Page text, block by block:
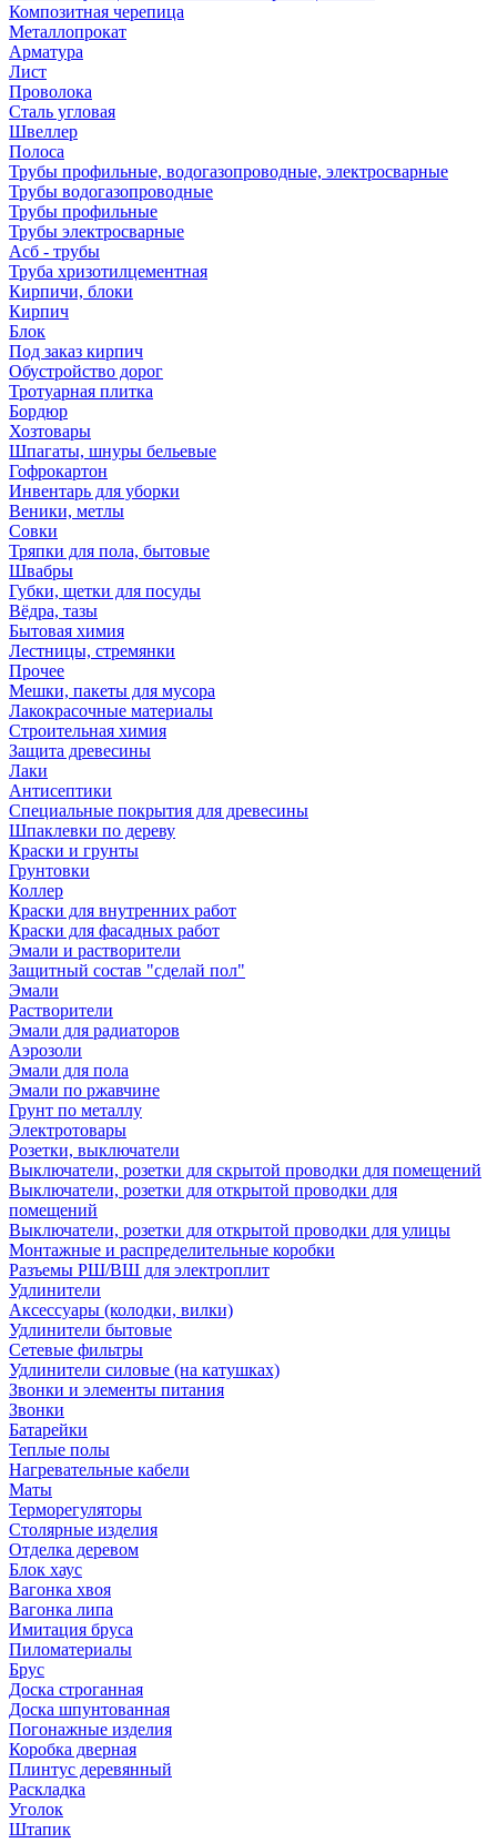
Композитная черепица
Металлопрокат
Арматура
Лист
Проволока
Сталь угловая
Швеллер
Полоса
Трубы профильные, водогазопроводные, электросварные
Трубы водогазопроводные
Трубы профильные
Трубы электросварные
Асб - трубы
Труба хризотилцементная
Кирпичи, блоки
Кирпич
Блок
Под заказ кирпич
Обустройство дорог
Тротуарная плитка
Бордюр
Хозтовары
Шпагаты, шнуры бельевые
Гофрокартон
Инвентарь для уборки
Веники, метлы
Совки
Тряпки для пола, бытовые
Швабры
Губки, щетки для посуды
Вёдра, тазы
Бытовая химия
Лестницы, стремянки
Прочее
Мешки, пакеты для мусора
Лакокрасочные материалы
Строительная химия
Защита древесины
Лаки
Антисептики
Специальные покрытия для древесины
Шпаклевки по дереву
Краски и грунты
Грунтовки
Коллер
Краски для внутренних работ
Краски для фасадных работ
Эмали и растворители
Защитный состав "сделай пол"
Эмали
Растворители
Эмали для радиаторов
Аэрозоли
Эмали для пола
Эмали по ржавчине
Грунт по металлу
Электротовары
Розетки, выключатели
Выключатели, розетки для скрытой проводки для помещений
Выключатели, розетки для открытой проводки для
помещений
Выключатели, розетки для открытой проводки для улицы
Монтажные и распределительные коробки
Разъемы РШ/ВШ для электроплит
Удлинители
Аксессуары (колодки, вилки)
Удлинители бытовые
Сетевые фильтры
Удлинители силовые (на катушках)
Звонки и элементы питания
Звонки
Батарейки
Теплые полы
Нагревательные кабели
Маты
Терморегуляторы
Столярные изделия
Отделка деревом
Блок хаус
Вагонка хвоя
Вагонка липа
Имитация бруса
Пиломатериалы
Брус
Доска строганная
Доска шпунтованная
Погонажные изделия
Коробка дверная
Плинтус деревянный
Раскладка
Уголок
Штапик